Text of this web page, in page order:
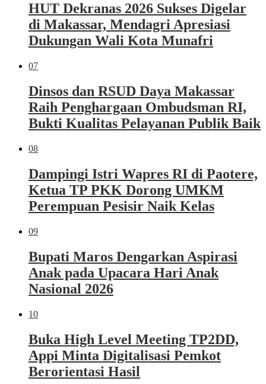
HUT Dekranas 2026 Sukses Digelar
di Makassar, Mendagri Apresiasi
Dukungan Wali Kota Munafri
07
Dinsos dan RSUD Daya Makassar
Raih Penghargaan Ombudsman RI,
Bukti Kualitas Pelayanan Publik Baik
08
Dampingi Istri Wapres RI di Paotere,
Ketua TP PKK Dorong UMKM
Perempuan Pesisir Naik Kelas
09
Bupati Maros Dengarkan Aspirasi
Anak pada Upacara Hari Anak
Nasional 2026
10
Buka High Level Meeting TP2DD,
Appi Minta Digitalisasi Pemkot
Berorientasi Hasil